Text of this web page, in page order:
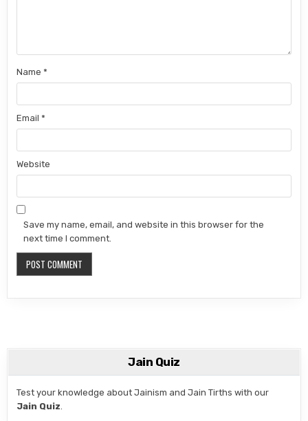
Name*
Email*
Website
Save my name, email, and website in this browser for the
next time I comment.
Jain Quiz
Test your knowledge about Jainism and Jain Tirths with our
Jain Quiz